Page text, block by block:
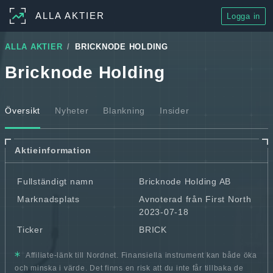
ALLA AKTIER Logga in
ALLA AKTIER BRICKNODE HOLDING
Bricknode Holding
Översikt Nyheter Blankning Insider
Aktieinformation
Fullständigt namn
Bricknode Holding AB
Marknadsplats
Avnoterad från First North
2023-07-18
Ticker
BRICK
Affiliate-länk till Nordnet. Finansiella instrument kan både öka
och minska i värde. Det finns en risk att du inte får tillbaka de